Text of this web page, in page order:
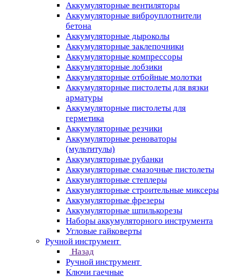
Аккумуляторные вентиляторы
Аккумуляторные виброуплотнители
бетона
Аккумуляторные дыроколы
Аккумуляторные заклепочники
Аккумуляторные компрессоры
Аккумуляторные лобзики
Аккумуляторные отбойные молотки
Аккумуляторные пистолеты для вязки
арматуры
Аккумуляторные пистолеты для
герметика
Аккумуляторные резчики
Аккумуляторные реноваторы
(мультитулы)
Аккумуляторные рубанки
Аккумуляторные смазочные пистолеты
Аккумуляторные степлеры
Аккумуляторные строительные миксеры
Аккумуляторные фрезеры
Аккумуляторные шпилькорезы
Наборы аккумуляторного инструмента
Угловые гайковерты
Ручной инструмент
Назад
Ручной инструмент
Ключи гаечные